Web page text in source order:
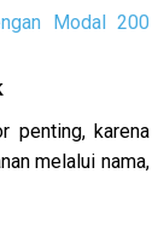
Modal 200
penting, karena
melalui nama,